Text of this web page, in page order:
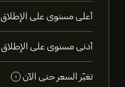
أعلى مستوى على الإطلاق
أدنى مستوى على الإطلاق
تغيّر السعر حتى الآن i